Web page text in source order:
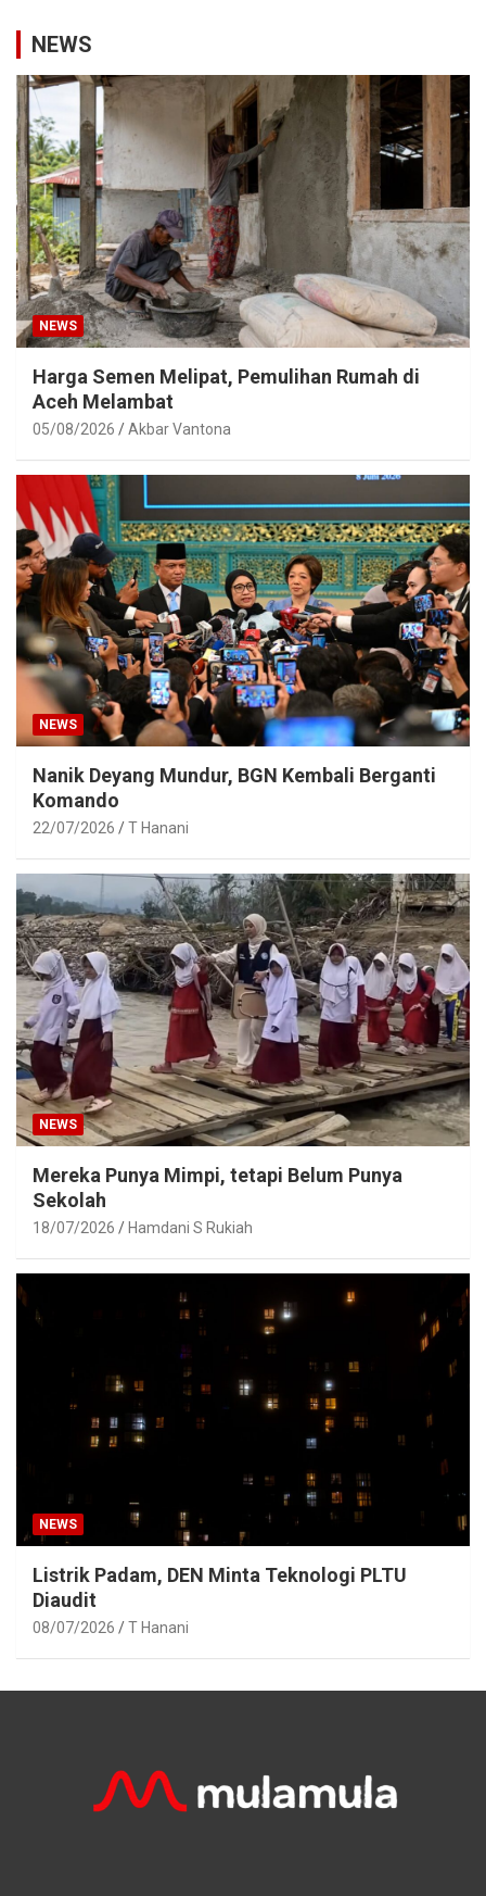
NEWS
NEWS
Harga Semen Melipat, Pemulihan Rumah di
Aceh Melambat
05/08/2026 Akbar Vantona
NEWS
Nanik Deyang Mundur, BGN Kembali Berganti
Komando
22/07/2026 T Hanani
NEWS
Mereka Punya Mimpi, tetapi Belum Punya
Sekolah
18/07/2026 Hamdani S Rukiah
NEWS
Listrik Padam, DEN Minta Teknologi PLTU
Diaudit
08/07/2026 T Hanani